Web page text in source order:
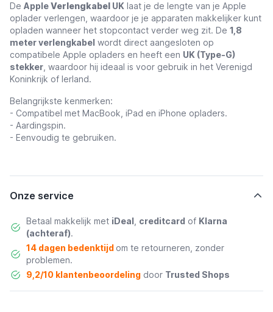
De AppleVerlengkabel UK laat je de lengte van je Apple
oplader verlengen, waardoor je je apparaten makkelijker kunt
opladen wanneer het stopcontact verder weg zit. De 1,8
meter verlengkabel wordt direct aangesloten op
compatibele Apple opladers en heeft een UK (Type-G)
stekker , waardoor hij ideaal is voor gebruik in het Verenigd
Koninkrijk of Ierland.
Belangrijkste kenmerken:
- Compatibel met MacBook, iPad en iPhone opladers.
- Aardingspin.
- Eenvoudig te gebruiken.
Onze service
Betaal makkelijk met iDeal creditcard of Klarna
(achteraf).
14 dagen bedenktijd om te retourneren, zonder
problemen.
9,2/10 klantenbeoordelingdoor Trusted Shops